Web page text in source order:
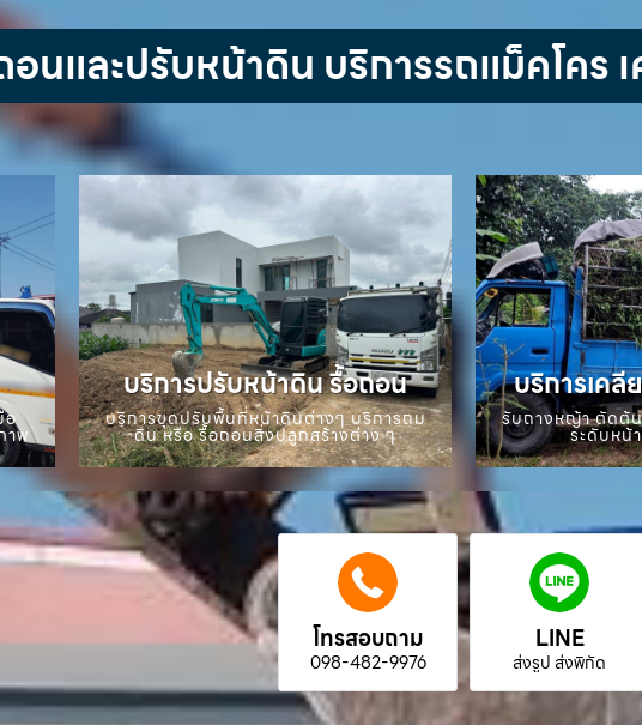
นและปรับหน้าดิน บริการรถแม็คโคร
อ
าพ
บริการปรับหน้าดิน รื้อถอน
บริการขุดปรับพื้นที่หน้าดินต่างๆ บริการถม
ดิน หรือ รื้อถอนสิ่งปลูกสร้างต่าง ๆ
บริการเค
รับถางหญ้า ตัดต้
ระดับหน้
โทรสอบถาม
098-482-9976
LINE
ส่งรูป ส่งพิกัด